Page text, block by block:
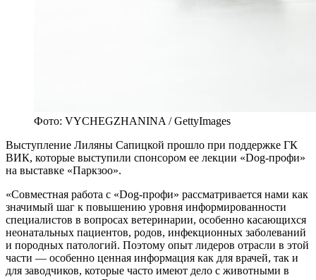
Фото: VYCHEGZHANINA / GettyImages
Выступление Лиляны Сапицкой прошло при поддержке ГК
ВИК, которые выступили спонсором ее лекции «Dog-профи»
на выставке «Паркзоо».
«Совместная работа с «Dog-профи» рассматривается нами как
значимый шаг к повышению уровня информированности
специалистов в вопросах ветеринарии, особенно касающихся
неонатальных пациентов, родов, инфекционных заболеваний
и породных патологий. Поэтому опыт лидеров отрасли в этой
части — особенно ценная информация как для врачей, так и
для заводчиков, которые часто имеют дело с животными в